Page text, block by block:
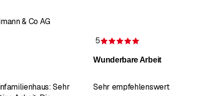
& Co AG
Sehr
5
Wunderbare Arbeit
Sehr empfehlenswert